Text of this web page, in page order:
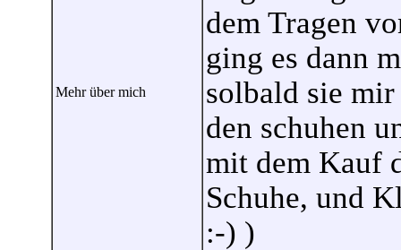
Mehr über mich
dem Tragen
ging es dann
solbald sie mir
den schuhen
mit dem Kauf
Schuhe, und
:-) )